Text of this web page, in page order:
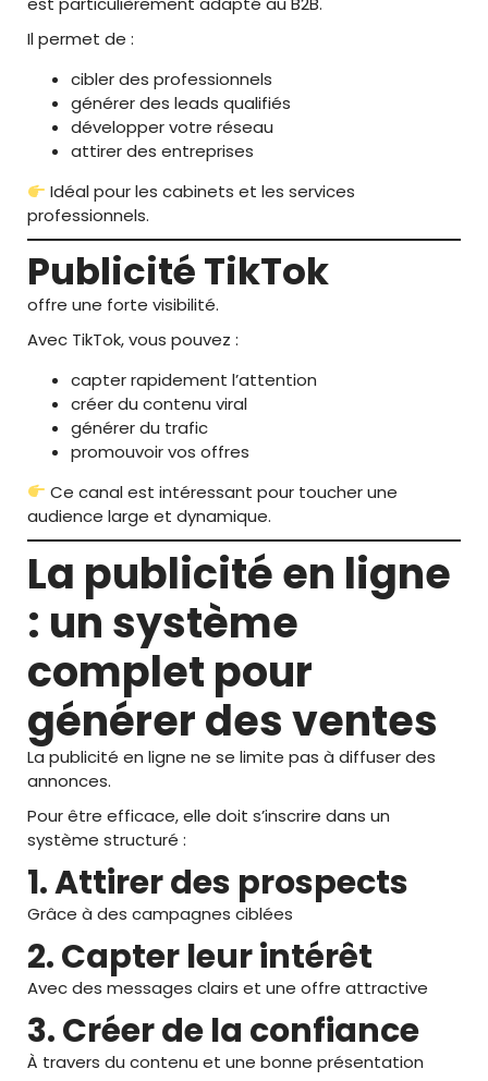
Il permet de :
cibler des professionnels
générer des leads qualifiés
développer votre réseau
attirer des entreprises
Idéal pour les cabinets et les services
professionnels.
Publicité TikTok
offre une forte visibilité.
Avec TikTok, vous pouvez :
capter rapidement l’attention
créer du contenu viral
générer du trafic
promouvoir vos offres
Ce canal est intéressant pour toucher une
audience large et dynamique.
La publicité en ligne
: un système
complet pour
générer des ventes
La publicité en ligne ne se limite pas à diffuser des
annonces.
Pour être efficace, elle doit s’inscrire dans un
système structuré :
1. Attirer des prospects
Grâce à des campagnes ciblées
2. Capter leur intérêt
Avec des messages clairs et une offre attractive
3. Créer de la confiance
À travers du contenu et une bonne présentation